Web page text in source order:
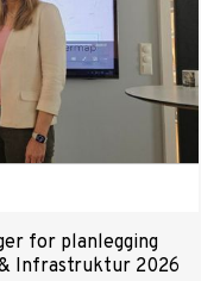
for planlegging
Infrastruktur 2026